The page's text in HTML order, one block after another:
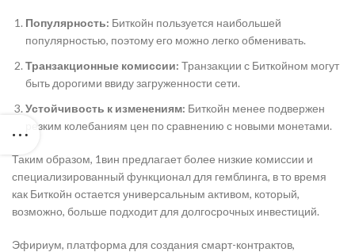
Популярность: Биткойн пользуется наибольшей
популярностью, поэтому его можно легко обменивать.
Транзакционные комиссии: Транзакции с Биткойном могут
быть дорогими ввиду загруженности сети.
Устойчивость к изменениям: Биткойн менее подвержен
резким колебаниям цен по сравнению с новыми монетами.
Таким образом, 1вин предлагает более низкие комиссии и
специализированный функционал для гемблинга, в то время
как Биткойн остается универсальным активом, который,
возможно, больше подходит для долгосрочных инвестиций.
Эфириум, платформа для создания смарт-контрактов,